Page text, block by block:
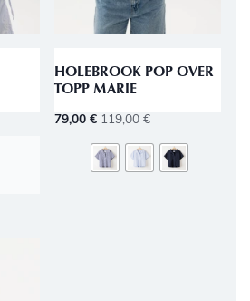
HOLEBROOK POP OVER
TOPP MARIE
79,00 € 119,00€